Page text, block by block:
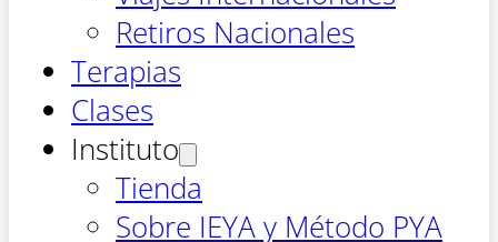
Retiros Nacionales
Terapias
Clases
Instituto
Tienda
Sobre IEYA y Método PYA